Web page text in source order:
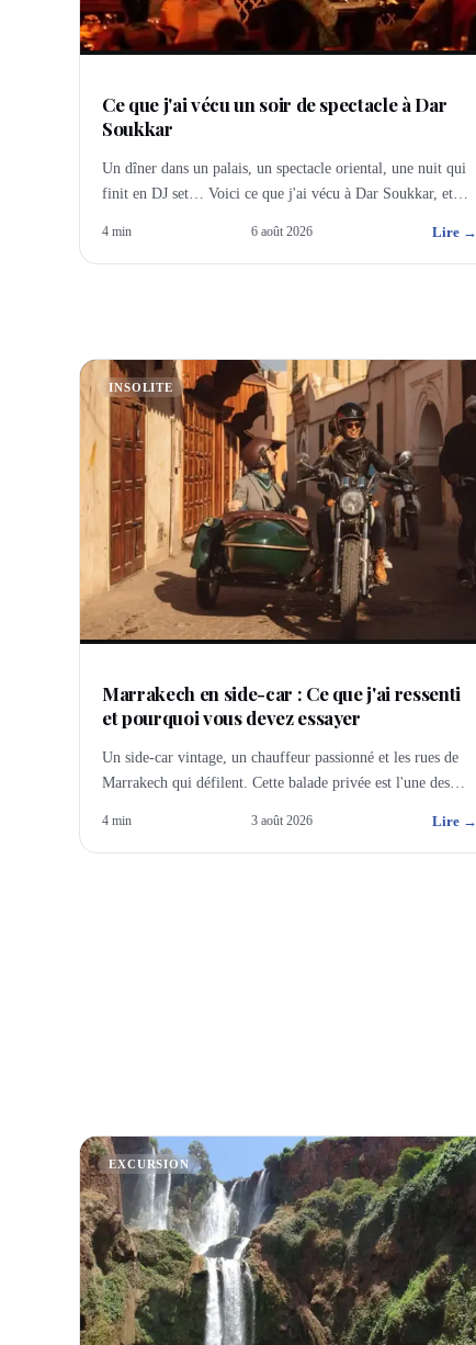
Ce que j'ai vécu un soir de spectacle à Dar
Soukkar
Un dîner dans un palais, un spectacle oriental, une nuit qui
finit en DJ set… Voici ce que j'ai vécu à Dar Soukkar, et
4 min 6 août 2026 Lire →
INSOLITE
Marrakech en side-car : Ce que j'ai ressenti
et pourquoi vous devez essayer
Un side-car vintage, un chauffeur passionné et les rues de
Marrakech qui défilent. Cette balade privée est l'une des
4 min 3 août 2026 Lire →
EXCURSION